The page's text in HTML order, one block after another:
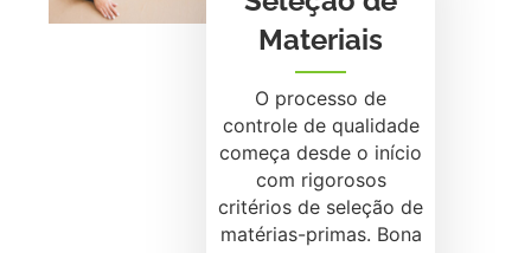
Materiais
O processo de
controle de qualidade
começa desde o início
com rigorosos
critérios de seleção de
matérias-primas. Bona